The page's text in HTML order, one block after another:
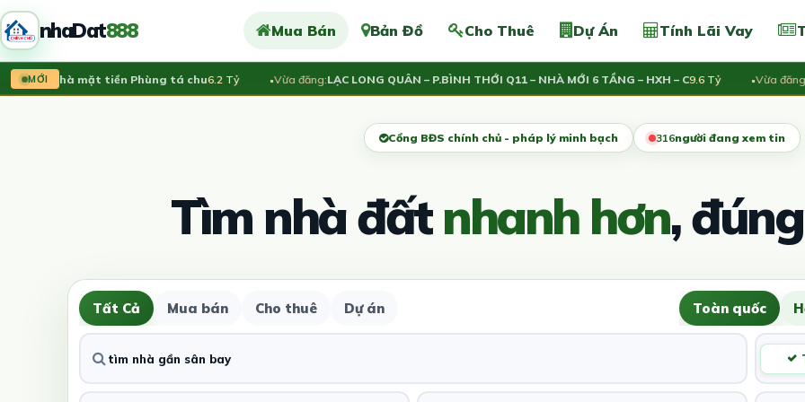
nhaDat888 Mua Bán Bản Đồ Cho Thuê Dự Án Tính Lãi Vay
MỚI
Bán nhà mặt tiền Phùng tá chu6.2 Tỷ Vừa đăng:LẠC LONG QUÂN – P.BÌNH THỚI Q11 – NHÀ MỚI 6 TẦNG – HXH – C9.6 Tỷ Vừa đăng:
Cổng BĐS chính chủ - pháp lý minh bạch 316người đang xem tin
Tìm nhà đấtnhanh hơn,
Tất Cả Mua bán Cho thuê Dự án Toàn quốc